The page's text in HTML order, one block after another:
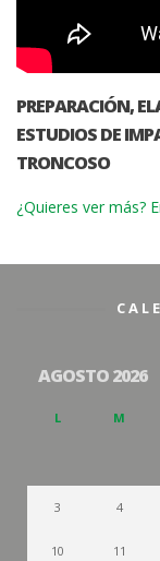
PREPARACIÓN,
ESTUDIOS DE
TRONCOSO
¿Quieres ver más?
AGOSTO 2026
L M
3 4
10 11